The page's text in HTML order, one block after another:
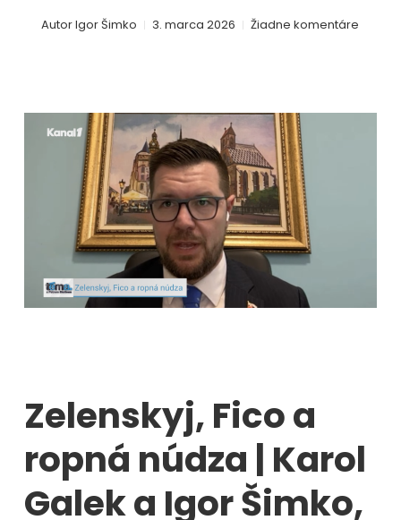
AutorIgor Šimko 3. marca 2026 Žiadne komentáre
Zelenskyj, Fico a
ropná núdza | Karol
Galek a Igor Šimko,